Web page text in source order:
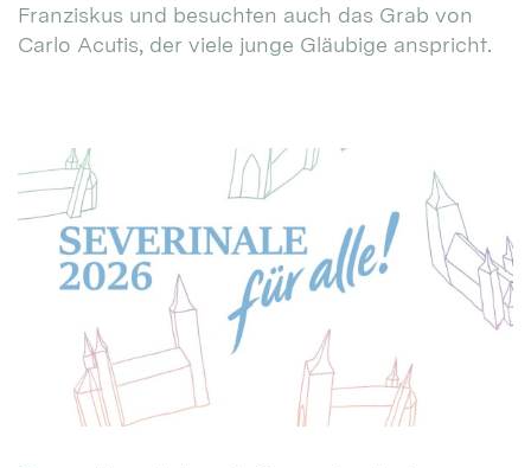
Franziskus und besuchten auch das Grab von
Carlo Acutis, der viele junge Gläubige anspricht.